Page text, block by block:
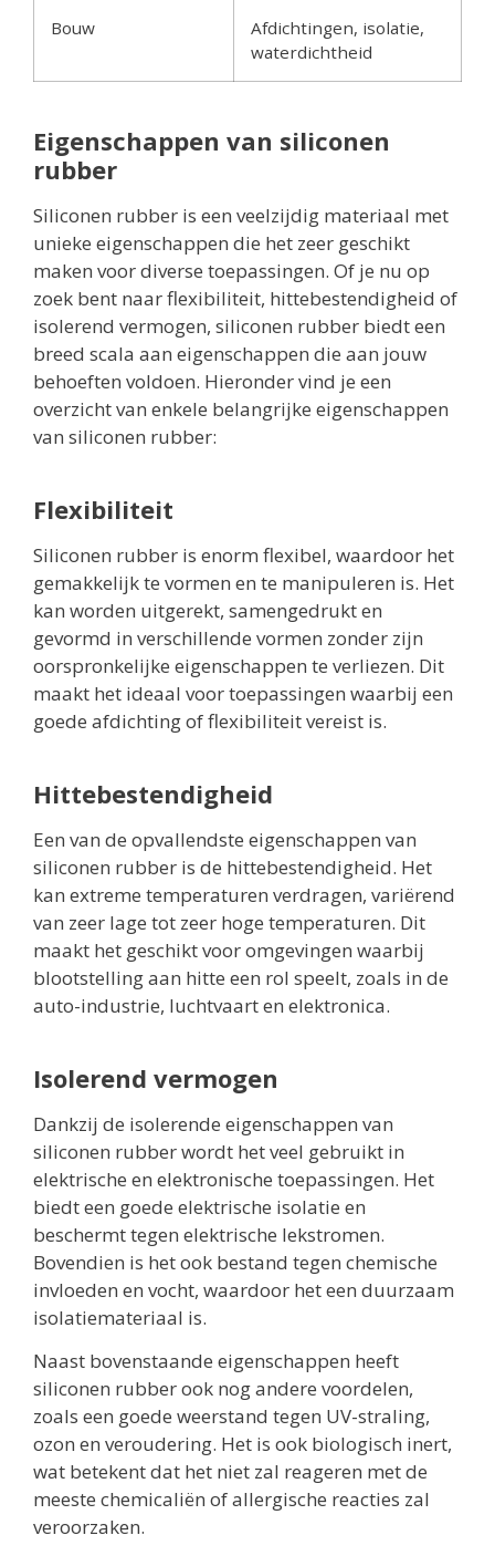
Bouw
Afdichtingen, isolatie,
waterdichtheid
Eigenschappen van siliconen
rubber
Siliconen rubber is een veelzijdig materiaal met
unieke eigenschappen die het zeer geschikt
maken voor diverse toepassingen. Of je nu op
zoek bent naar flexibiliteit, hittebestendigheid of
isolerend vermogen, siliconen rubber biedt een
breed scala aan eigenschappen die aan jouw
behoeften voldoen. Hieronder vind je een
overzicht van enkele belangrijke eigenschappen
van siliconen rubber:
Flexibiliteit
Siliconen rubber is enorm flexibel, waardoor het
gemakkelijk te vormen en te manipuleren is. Het
kan worden uitgerekt, samengedrukt en
gevormd in verschillende vormen zonder zijn
oorspronkelijke eigenschappen te verliezen. Dit
maakt het ideaal voor toepassingen waarbij een
goede afdichting of flexibiliteit vereist is.
Hittebestendigheid
Een van de opvallendste eigenschappen van
siliconen rubber is de hittebestendigheid. Het
kan extreme temperaturen verdragen, variërend
van zeer lage tot zeer hoge temperaturen. Dit
maakt het geschikt voor omgevingen waarbij
blootstelling aan hitte een rol speelt, zoals in de
auto-industrie, luchtvaart en elektronica.
Isolerend vermogen
Dankzij de isolerende eigenschappen van
siliconen rubber wordt het veel gebruikt in
elektrische en elektronische toepassingen. Het
biedt een goede elektrische isolatie en
beschermt tegen elektrische lekstromen.
Bovendien is het ook bestand tegen chemische
invloeden en vocht, waardoor het een duurzaam
isolatiemateriaal is.
Naast bovenstaande eigenschappen heeft
siliconen rubber ook nog andere voordelen,
zoals een goede weerstand tegen UV-straling,
ozon en veroudering. Het is ook biologisch inert,
wat betekent dat het niet zal reageren met de
meeste chemicaliën of allergische reacties zal
veroorzaken.